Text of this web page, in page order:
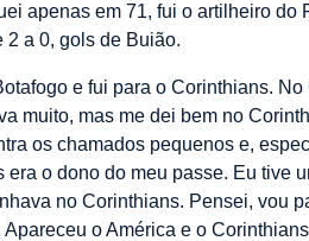
apenas em 71, fui o artilheiro
2 a 0, gols de Buião.
e fui para o Corinthians.
muito, mas me dei bem no
os chamados pequenos e,
era o dono do meu passe. Eu tive
no Corinthians. Pensei, vou
o América e o